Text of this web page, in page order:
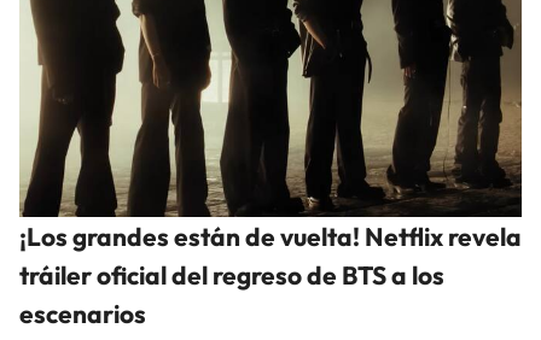
¡Los grandes están de vuelta! Netflix revela
tráiler oficial del regreso de BTS a los
escenarios